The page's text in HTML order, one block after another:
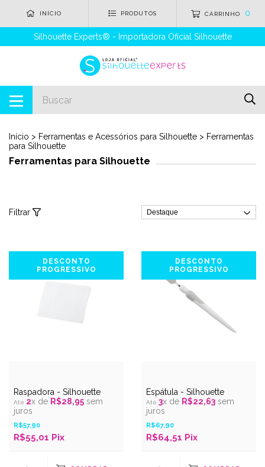
INÍCIO PRODUTOS CARRINHO 0
Silhouette Experts® - Importadora Oficial Silhouette
Início > Ferramentas e Acessórios para Silhouette > Ferramentas
para Silhouette
Ferramentas para Silhouette
Filtrar
DESCONTO
PROGRESSIVO
Raspadora - Silhouette
2x de R$28,95 sem
juros
R$57,90
R$55,01 Pix
DESCONTO
PROGRESSIVO
Espátula - Silhouette
3x de R$22,63 sem
juros
R$67,90
R$64,51 Pix